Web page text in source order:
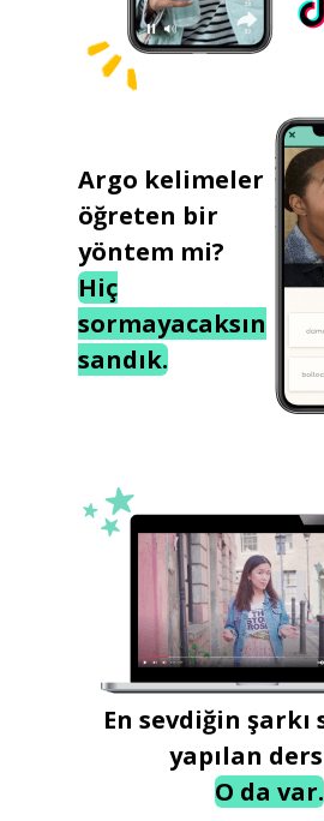
Argo kelimeler
öğreten bir
yöntem mi?
Hiç
sormayacaksın
sandık.
En sevdiğin
yapılan
O da var.